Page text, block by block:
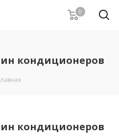
0
кондиционеров
кондиционеров